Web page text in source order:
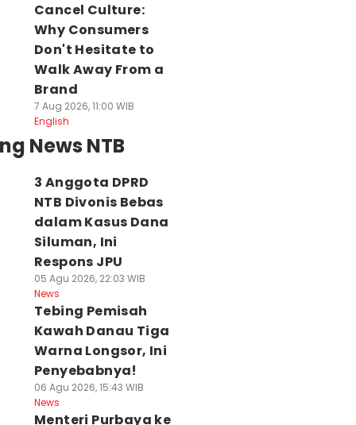
Cancel Culture:
Why Consumers
Don't Hesitate to
Walk Away From a
Brand
7 Aug 2026, 11:00 WIB
English
News NTB
3 Anggota DPRD
NTB Divonis Bebas
dalam Kasus Dana
Siluman, Ini
Respons JPU
05 Agu 2026, 22:03 WIB
News
Tebing Pemisah
Kawah Danau Tiga
Warna Longsor, Ini
Penyebabnya!
06 Agu 2026, 15:43 WIB
News
Menteri Purbaya ke